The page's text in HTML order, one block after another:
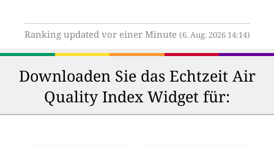
Ranking updated vor einer Minute (6. Aug. 2026 14:14)
Downloaden Sie das Echtzeit Air
Quality Index Widget für: